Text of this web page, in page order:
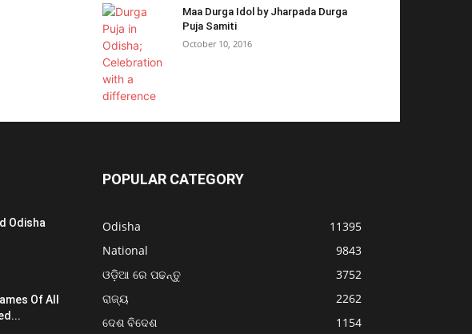
Maa Durga Idol by Jharpada Durga
Puja Samiti
October 10, 2016
Odisha
Of All
POPULAR CATEGORY
Odisha
11395
National
9843
ଓଡ଼ିଆ ରେ ପଢନ୍ତୁ
3752
ରାଜ୍ୟ
2262
ଦେଶ ବିଦେଶ
1154